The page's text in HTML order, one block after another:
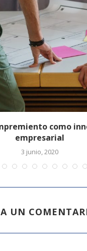
como
empresarial
3 junio, 2020
UN